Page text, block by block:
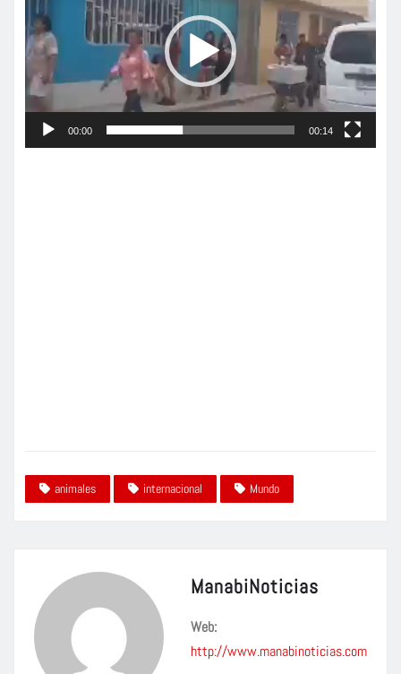
r
o
d
u
00:00 00:14
animales internacional Mundo
ManabiNoticias
Web:
http://www.manabinoticias.com